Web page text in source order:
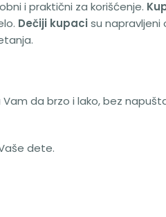
i praktični za korišćenje.
Dečiji kupacisu napravljeni
da brzo i lako, bez
dete.